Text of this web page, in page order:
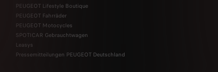
PEUGEOT Lifestyle Boutique
PEUGEOT Fahrräder
PEUGEOT Motocycles
SPOTICAR Gebrauchtwagen
Leasys
Pressemitteilungen PEUGEOT Deutschland